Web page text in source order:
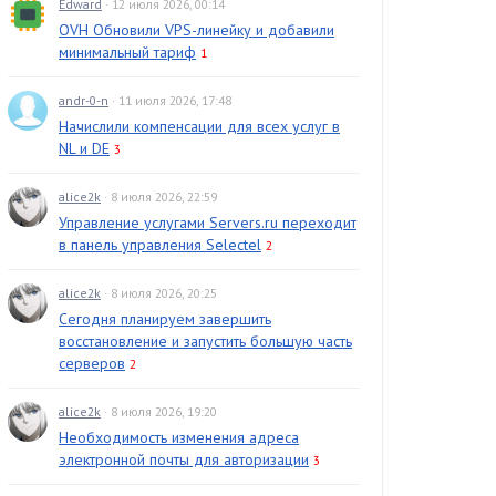
Edward · 12 июля 2026, 00:14
OVH Обновили VPS-линейку и добавили
минимальный тариф 1
andr-0-n · 11 июля 2026, 17:48
Начислили компенсации для всех услуг в
NL и DE 3
alice2k · 8 июля 2026, 22:59
Управление услугами Servers.ru переходит
в панель управления Selectel 2
alice2k · 8 июля 2026, 20:25
Сегодня планируем завершить
восстановление и запустить большую часть
серверов 2
alice2k · 8 июля 2026, 19:20
Необходимость изменения адреса
электронной почты для авторизации 3